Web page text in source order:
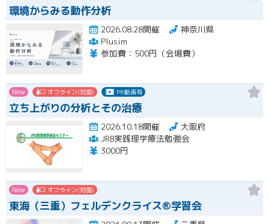
環境からみる動作分析
2026.08.28開催
神奈川県
Plusim
参加費：500円（会場費）
New オフライン(対面) PR動画有
立ち上がりの分析とその治療
2026.10.18開催
大阪府
JRB実践理学療法勉強会
3000円
New オフライン(対面)
東海（三重）フェルデンクライス®学習会